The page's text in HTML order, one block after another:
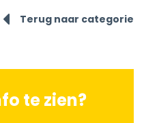
Terug naar categorie
te zien?